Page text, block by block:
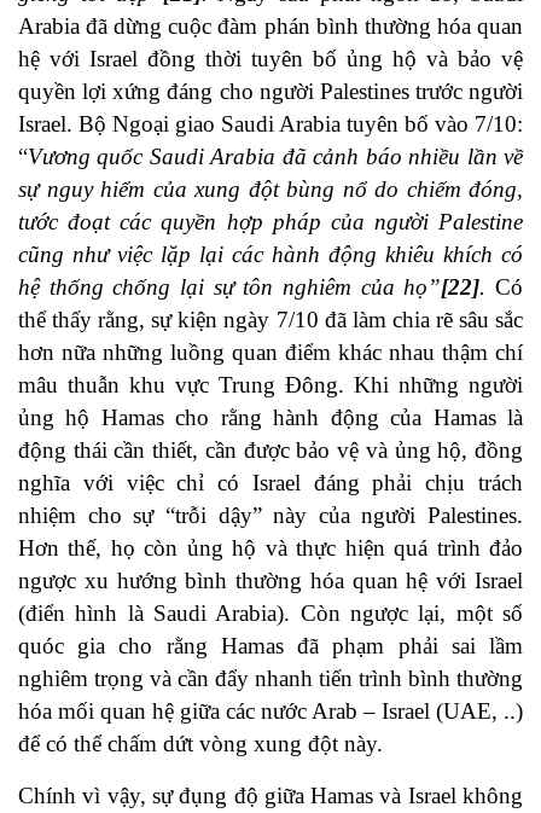
Arabia đã dừng cuộc đàm phán bình thường hóa quan
hệ với Israel đồng thời tuyên bố ủng hộ và bảo vệ
quyền lợi xứng đáng cho người Palestines trước người
Israel. Bộ Ngoại giao Saudi Arabia tuyên bố vào 7/10:
“Vương quốc Saudi Arabia đã cảnh báo nhiều lần về
sự nguy hiểm của xung đột bùng nổ do chiếm đóng,
tước đoạt các quyền hợp pháp của người Palestine
cũng như việc lặp lại các hành động khiêu khích có
hệ thống chống lại sự tôn nghiêm của họ”[22].Có
thể thấy rằng, sự kiện ngày 7/10 đã làm chia rẽ sâu sắc
hơn nữa những luồng quan điểm khác nhau thậm chí
mâu thuẫn khu vực Trung Đông. Khi những người
ủng hộ Hamas cho rằng hành động của Hamas là
động thái cần thiết, cần được bảo vệ và ủng hộ, đồng
nghĩa với việc chỉ có Israel đáng phải chịu trách
nhiệm cho sự “trỗi dậy” này của người Palestines.
Hơn thế, họ còn ủng hộ và thực hiện quá trình đảo
ngược xu hướng bình thường hóa quan hệ với Israel
(điển hình là Saudi Arabia). Còn ngược lại, một số
quóc gia cho rằng Hamas đã phạm phải sai lầm
nghiêm trọng và cần đẩy nhanh tiến trình bình thường
hóa mối quan hệ giữa các nước Arab – Israel (UAE, ..)
để có thể chấm dứt vòng xung đột này.
Chính vì vậy, sự đụng độ giữa Hamas và Israel không